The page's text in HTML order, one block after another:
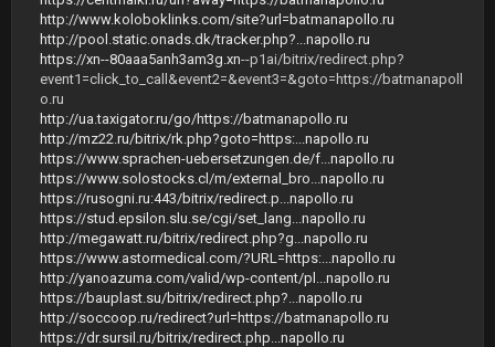
http://www.koloboklinks.com/site?url=batmanapollo.ru
http://pool.static.onads.dk/tracker.php?...napollo.ru
https://xn--80aaa5anh3am3g.xn--p1ai/bitrix/redirect.php?
event1=click_to_call&event2=&event3=&goto=https://batmanapoll
o.ru
http://ua.taxigator.ru/go/https://batmanapollo.ru
http://mz22.ru/bitrix/rk.php?goto=https:...napollo.ru
https://www.sprachen-uebersetzungen.de/f...napollo.ru
https://www.solostocks.cl/m/external_bro...napollo.ru
https://rusogni.ru:443/bitrix/redirect.p...napollo.ru
https://stud.epsilon.slu.se/cgi/set_lang...napollo.ru
http://megawatt.ru/bitrix/redirect.php?g...napollo.ru
https://www.astormedical.com/?URL=https:...napollo.ru
http://yanoazuma.com/valid/wp-content/pl...napollo.ru
https://bauplast.su/bitrix/redirect.php?...napollo.ru
http://soccoop.ru/redirect?url=https://batmanapollo.ru
https://dr.sursil.ru/bitrix/redirect.php...napollo.ru